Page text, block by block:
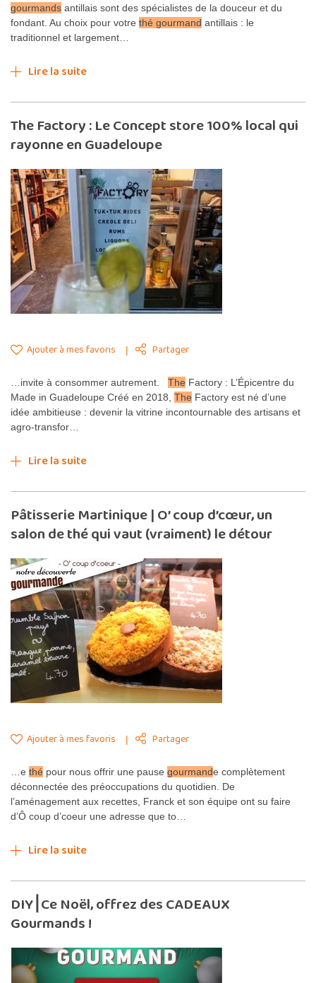
gourmands antillais sont des spécialistes de la douceur et du
fondant. Au choix pour votre thé gourmand antillais : le
traditionnel et largement…
Lire la suite
The Factory : Le Concept store 100% local qui
rayonne en Guadeloupe
Ajouter à mes favoris Partager
…invite à consommer autrement. The Factory : L’Épicentre du
Made in Guadeloupe Créé en 2018, The Factory est né d’une
idée ambitieuse : devenir la vitrine incontournable des artisans et
agro-transfor…
Lire la suite
Pâtisserie Martinique | O’ coup d’cœur, un
salon de thé qui vaut (vraiment) le détour
Ajouter à mes favoris Partager
…e thé pour nous offrir une pause gourmande complètement
déconnectée des préoccupations du quotidien. De
l’aménagement aux recettes, Franck et son équipe ont su faire
d’Ô coup d’coeur une adresse que to…
Lire la suite
DIY⎮Ce Noël, offrez des CADEAUX
Gourmands !